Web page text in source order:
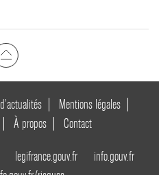
Mentions légales
À propos Contact
legifrance.gouv.fr
info.gouv.fr